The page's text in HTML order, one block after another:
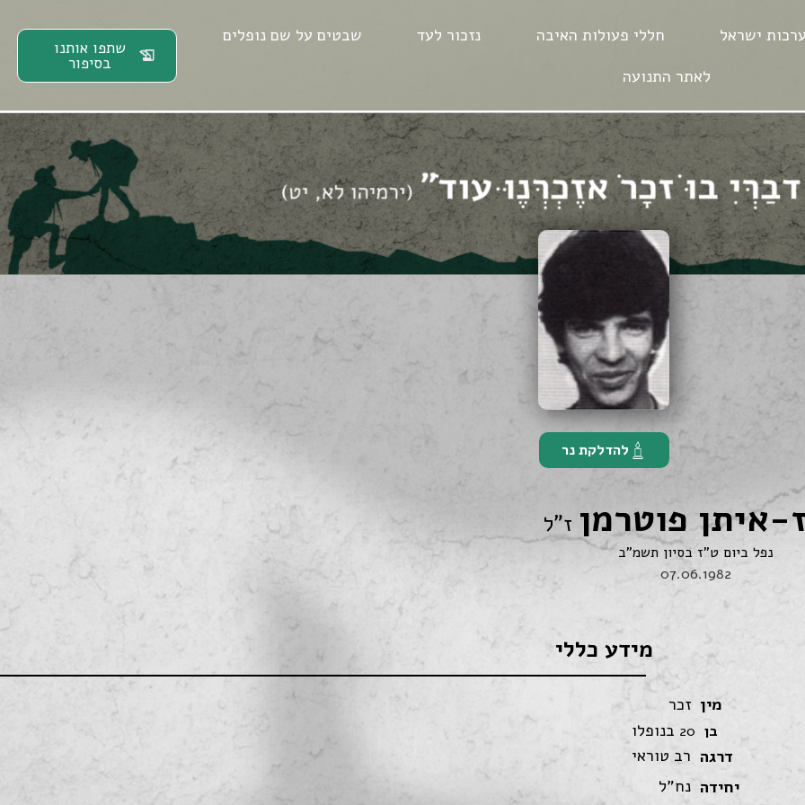
ישראל חללי פעולות האיבה נזכור לעד
שבטים על שם נופלים
לאתר התנועה
שתפו אותנו
בסיפור
להדלקת נר
איתן פוטרמן ז"ל
נפל ביום ט"ז בסיון תשמ"ב
07.06.1982
מידע כללי
מין זכר
בן 20 בנופלו
דרגה רב טוראי
יחידה נח"ל